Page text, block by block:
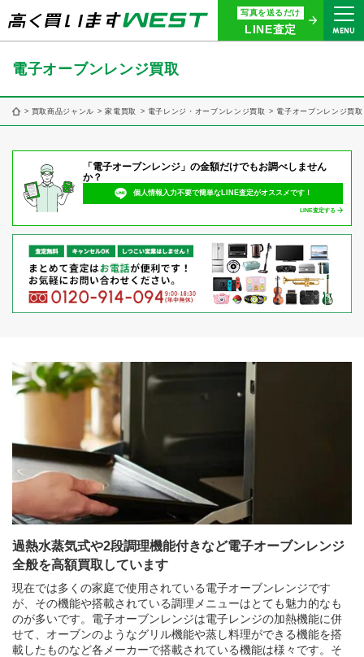
写真を送るだけ
LINE査定 MENU
まずはお気軽にお問い合わせ・
査定をご依頼ください
買取専用ダイヤル
9:00〜18:30(年中無休)
24時間365日受付
今すぐ！ WEB査定
簡単操作！LINE査定
宅配買取
選べる買取方法
新着情報
プライバシーポリシー
規約・同意書
本人確認書類アップロード
梱包
ガイド
法人の
電子オーブンレンジ買取
買取商品ジャンル 家電買取 電子レンジ・オーブンレンジ買取 電子オーブンレンジ買取
「電子オーブンレンジ」の金額だけでもお調べしません
か？
個人情報入力不要で簡単なLINE査定がオススメです！
LINE査定する
過熱水蒸気式や2段調理機能付きなど電子オーブンレンジ
全般を高額買取しています
現在では多くの家庭で使用されている電子オーブンレンジです
が、その機能や搭載されている調理メニューはとても魅力的なも
のが多いです。電子オーブンレンジは電子レンジの加熱機能に併
せて、オーブンのようなグリル機能や蒸し料理ができる機能を搭
載したものなど各メーカーで搭載されている機能は様々です。そ